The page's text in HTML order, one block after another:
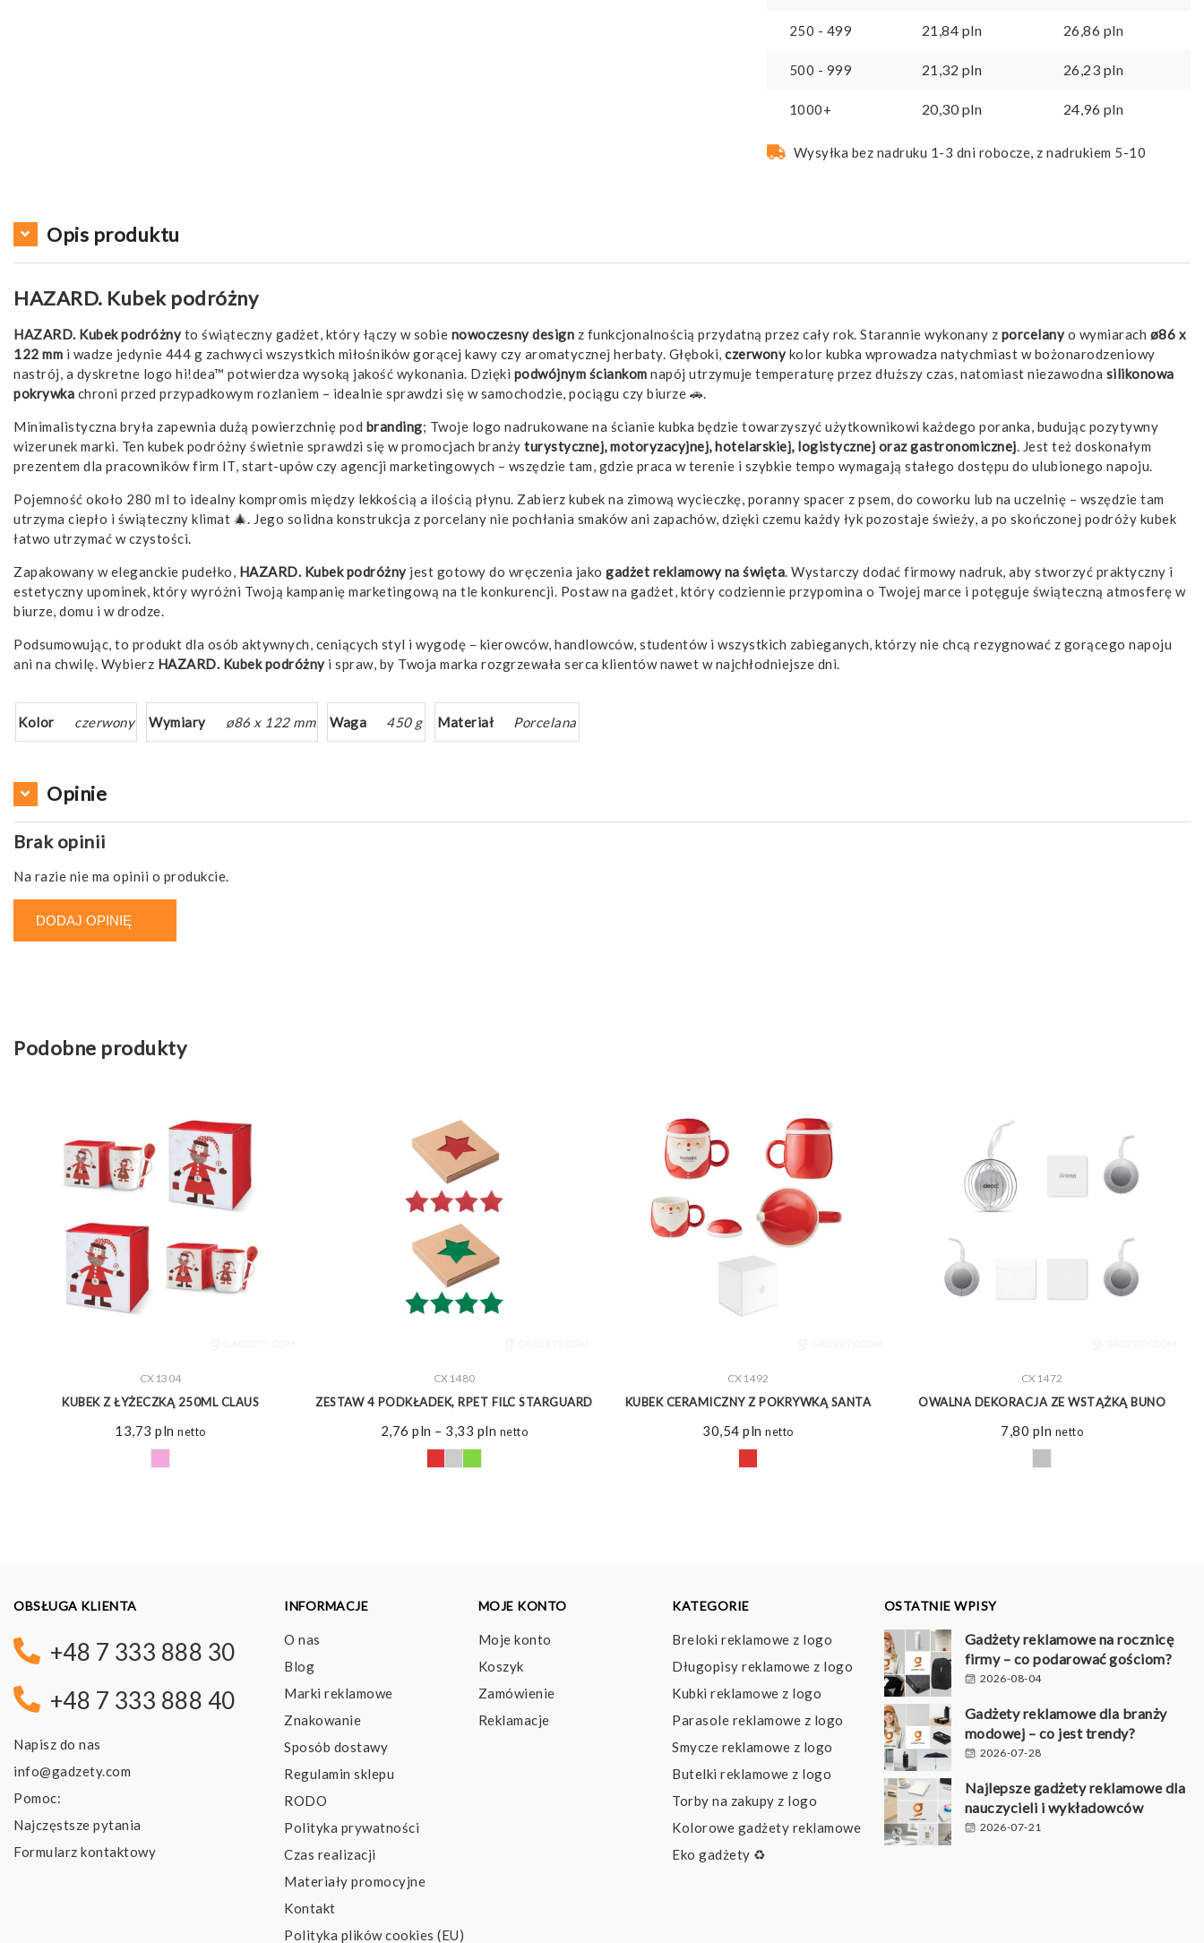
250 - 499 21,84 pln 26,86 pln
500 - 999 21,32 pln 26,23 pln
1000+ 20,30pln 24,96 pln
Wysyłka bez nadruku 1-3 dni robocze, z nadrukiem 5-10
Opis produktu
HAZARD. Kubek podróżny
HAZARD. Kubek podróżnyto świąteczny gadżet, który łączy w sobie nowoczesny design z funkcjonalnością przydatną przez cały rok. Starannie wykonany z porcelanyo wymiarach ø86 x
122 mm i wadze jedynie 444 g zachwyci wszystkich miłośników gorącej kawy czy aromatycznej herbaty. Głęboki, czerwonykolor kubka wprowadza natychmiast w bożonarodzeniowy
nastrój, a dyskretne logo hi!dea™ potwierdza wysoką jakość wykonania. Dzięki podwójnym ściankom napój utrzymuje temperaturę przez dłuższy czas, natomiast niezawodna silikonowa
pokrywka chroni przed przypadkowym rozlaniem – idealnie sprawdzi się w samochodzie, pociągu czy biurze 🚗.
Minimalistyczna bryła zapewnia dużą powierzchnię pod branding; Twoje logo nadrukowane na ścianie kubka będzie towarzyszyć użytkownikowi każdego poranka, budując pozytywny
wizerunek marki. Ten kubek podróżny świetnie sprawdzi się w promocjach branży turystycznej, motoryzacyjnej, hotelarskiej, logistycznej oraz gastronomicznej. Jest też doskonałym
prezentem dla pracowników firm IT, start-upów czy agencji marketingowych – wszędzie tam, gdzie praca w terenie i szybkie tempo wymagają stałego dostępu do ulubionego napoju.
Pojemność około 280 ml to idealny kompromis między lekkością a ilością płynu. Zabierz kubek na zimową wycieczkę, poranny spacer z psem, do coworku lub na uczelnię – wszędzie tam
utrzyma ciepło i świąteczny klimat 🎄. Jego solidna konstrukcja z porcelany nie pochłania smaków ani zapachów, dzięki czemu każdy łyk pozostaje świeży, a po skończonej podróży kubek
łatwo utrzymać w czystości.
Zapakowany w eleganckie pudełko, HAZARD. Kubek podróżnyjest gotowy do wręczenia jako gadżet reklamowy na święta. Wystarczy dodać firmowy nadruk, aby stworzyć praktyczny i
estetyczny upominek, który wyróżni Twoją kampanię marketingową na tle konkurencji. Postaw na gadżet, który codziennie przypomina o Twojej marce i potęguje świąteczną atmosferę w
biurze, domu i w drodze.
Podsumowując, to produkt dla osób aktywnych, ceniących styl i wygodę – kierowców, handlowców, studentów i wszystkich zabieganych, którzy nie chcą rezygnować z gorącego napoju
ani na chwilę. Wybierz HAZARD. Kubek podróżnyi spraw, by Twoja marka rozgrzewała serca klientów nawet w najchłodniejsze dni.
Kolor czerwony Wymiary ø86 x 122 mm Waga 450 g Materiał Porcelana
Opinie
Brak opinii
Na razie nie ma opinii o produkcie.
DODAJ OPINIĘ
Podobne produkty
ZOBACZ WIĘCEJ
CX1304
KUBEK Z ŁYŻECZKĄ 250ML CLAUS
13,73pln netto
ZOBACZ WIĘCEJ
CX1480
ZESTAW 4 PODKŁADEK, RPET FILC STARGUARD
2,76pln – 3,33 pln Zakres
netto
ZOBACZ WIĘCEJ
CX1492
KUBEK CERAMICZNY Z POKRYWKĄ SANTA
30,54pln netto
ZOBACZ WIĘCEJ
CX1472
OWALNA DEKORACJA ZE WSTĄŻKĄ BUNO
7,80 pln netto
OBSŁUGA KLIENTA
+48 7 333 888 30
+48 7 333 888 40
Napisz do nas
info@gadzety.com
Pomoc:
Najczęstsze pytania
Formularz kontaktowy
INFORMACJE
O nas
Blog
Marki reklamowe
Znakowanie
Sposób dostawy
Regulamin sklepu
RODO
Polityka prywatności
Czas realizacji
Materiały promocyjne
Kontakt
Polityka plików cookies (EU)
MOJE KONTO
Moje konto
Koszyk
Zamówienie
Reklamacje
KATEGORIE
Breloki reklamowe z logo
Długopisy reklamowe z logo
Kubki reklamowe z logo
Parasole reklamowe z logo
Smycze reklamowe z logo
Butelki reklamowe z logo
Torby na zakupy z logo
Kolorowe gadżety reklamowe
Eko gadżety ♻️
OSTATNIE WPISY
Gadżety reklamowe na rocznicę
firmy – co podarować gościom?
2026-08-04
Gadżety reklamowe dla branży
modowej – co jest trendy?
2026-07-28
Najlepsze gadżety reklamowe dla
nauczycieli i wykładowców
2026-07-21